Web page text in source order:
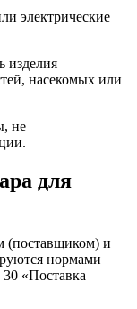
электрические
изделия
насекомых или
не
для
(поставщиком) и
нормами
«Поставка